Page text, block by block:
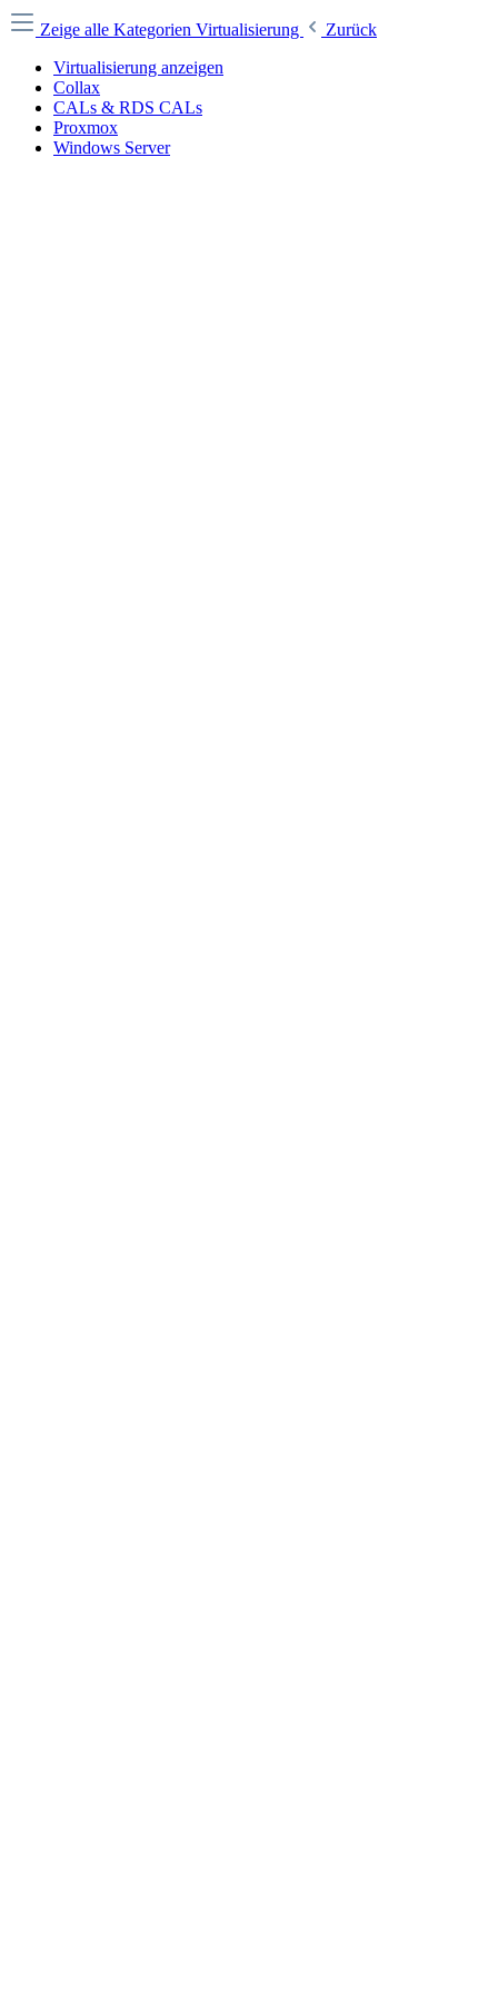
Zeige alle Kategorien Virtualisierung
Zurück
Virtualisierung anzeigen
Collax
CALs & RDS CALs
Proxmox
Windows Server